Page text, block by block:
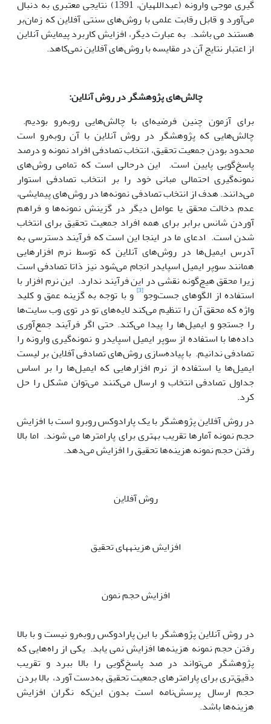
گیری موجی وارونه (عبداللهیان، 1391) نتایجی معتبری به دنبال
می‌آورد و قابل رقابت علمی با روش‌های سنتی آفلاین که زمان‌بر
هستند می باشد. به عبارت دیگر، افزایش کاربرد پیمایش آنلاین
از اعتبار نتایج آن در مقایسه با روش‌های آفلاین نمی‌کاهد.
چالش‌های پژوهشگر در روش آنلاین:
برای آزمون چنین فرضیه‌ای با چالش‌هایی روبه‌رو بودیم.
چالش‌هایی که پژوهشگر در روش آنلاین با آن روبه‌رو است
محدود بودن جمعیت تحقیق، انتخاب تصادفی افراد نمونه و درصد
پاسخ‌گویی پایین است. این درحالی است که تمامی روش‌های
نمونه‌گیری احتمالی مبانی خود را بر انتخاب تصادفی استوار
می‌دانند. هدف از انتخاب تصادفی نمونه‌ها در روش‌های پیمایشی،
عدم دخالت محقق یا عوامل دیگر در گزینش نمونه‌ها و فراهم
آوردن شانس برابر برای همه افراد جمعیت تحقیق برای انتخاب
شدن است. ادعای ما در اینجا این است که فرآیند دسترسی به
آدرس ایمیل‌ها در روش‌های آنلاین که توسط نرم افزارهایی
همانند سوپر ایمیل اسپایدر انجام می‌شود نیز ذاتا تصادفی است
زیرا محقق هیچ‌گونه نقشی در این فرآیند ندارد. این نرم افزار با
استفاده از الگوهای جست‌وجو[3]
و با توجه به گزینه عمق و کلید
واژه که محقق آن را تنظیم می‌کند لایه‌های تو در توی وب سایت‌ها
را جستجو و ایمیل‌ها را پیدا می‌کند. حتی اگر فرآیند جمع‌آوری
داده‌ها با استفاده از سوپر ایمیل اسپایدر و نمونه‌گیری وارونه را
تصادفی ندانیم. با پیاده‌سازی روش‌های تصادفی آفلاین بر لیست
ایمیل‌ها یا استفاده از نرم افزارهایی که ایمیل‌ها را بر اساس
جداول تصادفی انتخاب و ارسال می‌کنند می‌توان مشکل را حل
کرد.
در روش آفلاین پژوهشگر با یک پارادوکس روبرو است با افزایش
حجم نمونه آمار‌ها تقریب بهتری برای پارامترها می شوند. اما بالا
رفتن حجم نمونه هزینه‌ها تحقیق را افزایش می‌دهد.
روش آفلاین
افزایش هزینه­های تحقیق
افزایش حجم نمون
در روش آنلاین پژوهشگر با این پارادوکس روبه‌رو نیست و با بالا
رفتن حجم نمونه هزینه‌ها افزایش نمی یابد. یکی از راه‌هایی که
پژوهشگر می‌تواند در صد پاسخ‌گویی را بالا ببرد و تقریب
دقیق‌تری برای پارامترهای جمعیت تحقیق به‌دست آورد، بالا بردن
حجم ارسال پرسش‌نامه است بدون این‌که نگران افزایش
هزینه‌ها باشد.